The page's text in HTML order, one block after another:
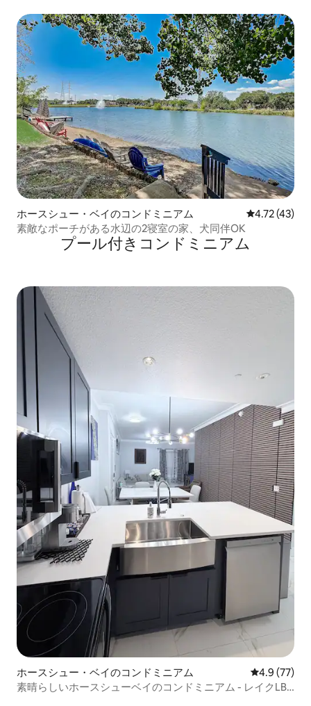
ホースシュー・ベイのコンドミニアム レビュー43
4.72 (43)
素敵なポーチがある水辺の2寝室の家、犬同伴OK
プール付きコンドミニアム
ホースシュー・ベイのコンドミニアム レビュー77
4.9 (77)
素晴らしいホースシューベイのコンドミニアム - レイクLBJ